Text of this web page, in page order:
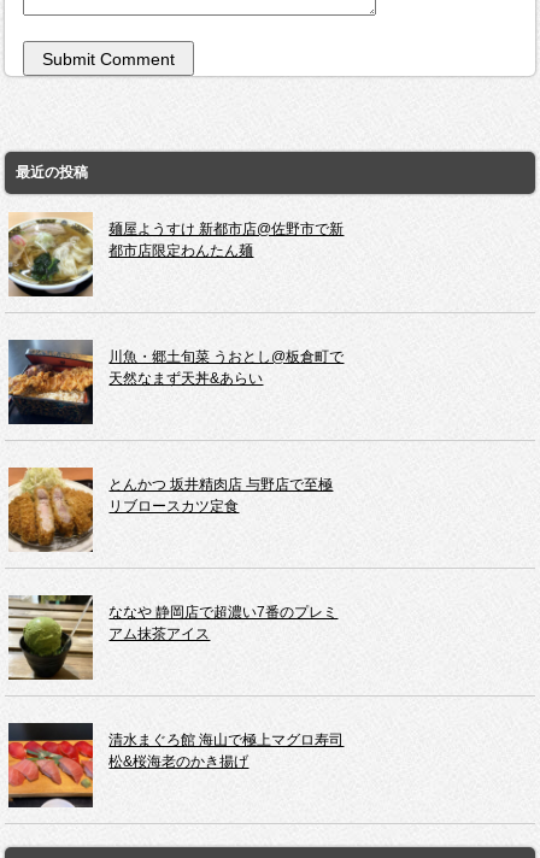
最近の投稿
麺屋ようすけ 新都市店@佐野市で新
都市店限定わんたん麺
川魚・郷土旬菜 うおとし@板倉町で
天然なまず天丼&あらい
とんかつ 坂井精肉店 与野店で至極
リブロースカツ定食
ななや 静岡店で超濃い7番のプレミ
アム抹茶アイス
清水まぐろ館 海山で極上マグロ寿司
松&桜海老のかき揚げ